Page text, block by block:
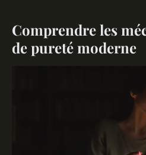
Comprendre les
de pureté moderne